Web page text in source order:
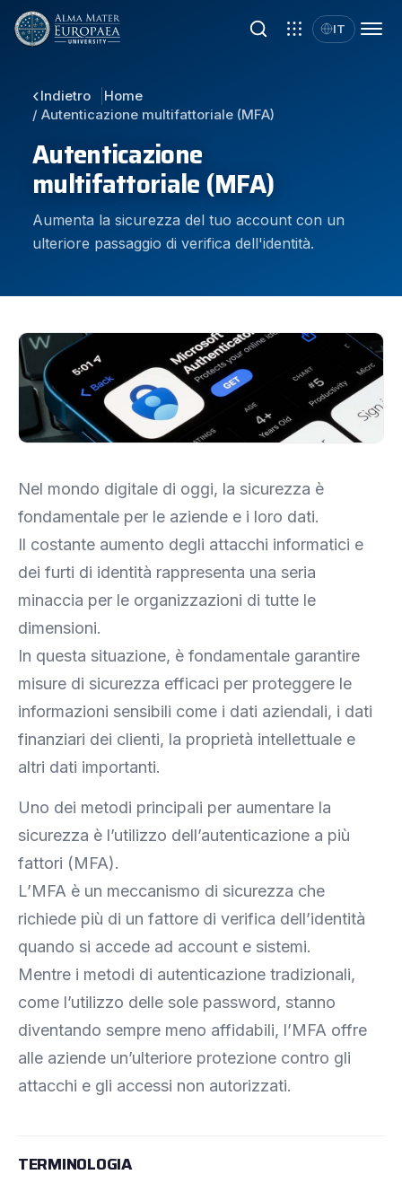
IT
Home
/ Autenticazione multifattoriale (MFA)
Autenticazione
multifattoriale (MFA)
Aumenta la sicurezza del tuo account con un
ulteriore passaggio di verifica dell'identità.
Nel mondo digitale di oggi, la sicurezza è
fondamentale per le aziende e i loro dati.
Il costante aumento degli attacchi informatici e
dei furti di identità rappresenta una seria
minaccia per le organizzazioni di tutte le
dimensioni.
In questa situazione, è fondamentale garantire
misure di sicurezza efficaci per proteggere le
informazioni sensibili come i dati aziendali, i dati
finanziari dei clienti, la proprietà intellettuale e
altri dati importanti.
Uno dei metodi principali per aumentare la
sicurezza è l’utilizzo dell’autenticazione a più
fattori (MFA).
L’MFA è un meccanismo di sicurezza che
richiede più di un fattore di verifica dell’identità
quando si accede ad account e sistemi.
Mentre i metodi di autenticazione tradizionali,
come l’utilizzo delle sole password, stanno
diventando sempre meno affidabili, l’MFA offre
alle aziende un’ulteriore protezione contro gli
attacchi e gli accessi non autorizzati.
TERMINOLOGIA